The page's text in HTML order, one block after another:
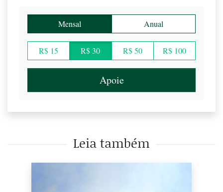
Mensal Anual
R$ 15 R$ 30 R$ 50 R$ 100
Apoie
Leia também